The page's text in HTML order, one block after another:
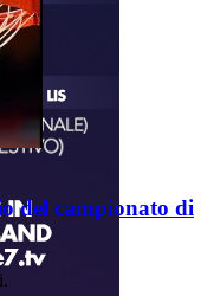
del campionato di